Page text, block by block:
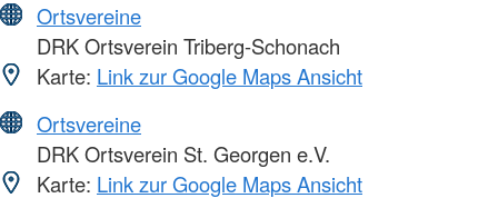
Ortsvereine
DRK Ortsverein Triberg-Schonach
Karte: Link zur Google Maps Ansicht
Ortsvereine
DRK Ortsverein St. Georgen e.V.
Karte: Link zur Google Maps Ansicht